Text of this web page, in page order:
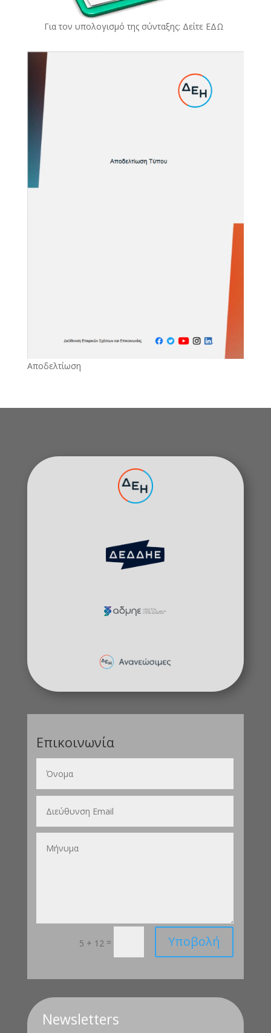
Για τον υπολογισμό της σύνταξης: Δείτε ΕΔΩ
Αποδελτίωση
Επικοινωνία
5 + 12 = Υποβολή
Newsletters